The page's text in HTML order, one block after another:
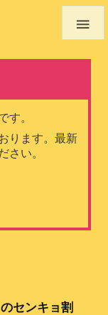

のセンキョ割